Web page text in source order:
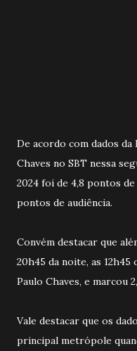
De acordo com dados da
Chaves no SBT nessa
2024 foi de 4,8 pontos
pontos de audiência.
Convém destacar que
20h45 da noite, as 12h45
Paulo Chaves, e marcou
Vale destacar que os
principal metrópole